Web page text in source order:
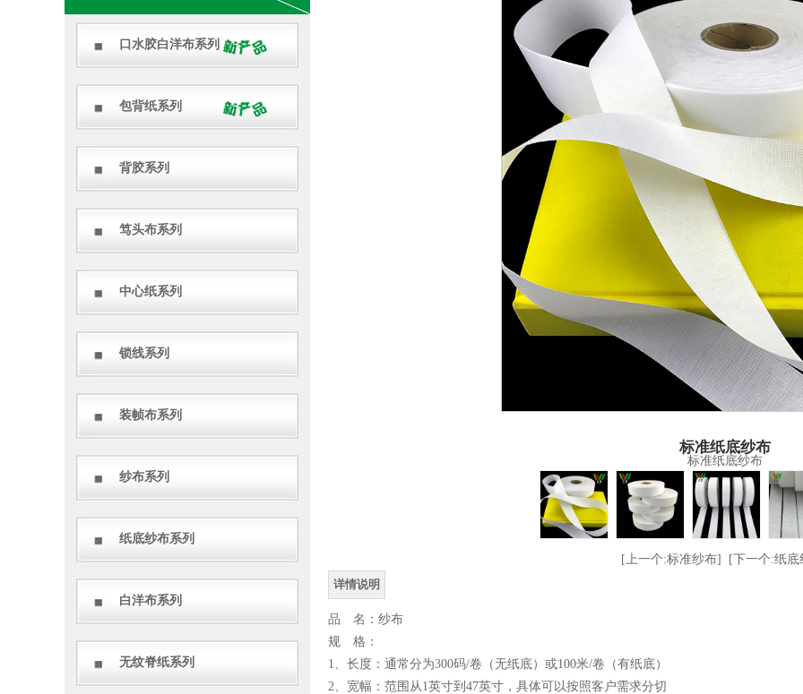
口水胶白洋布系列
包背纸系列
背胶系列
笃头布系列
中心纸系列
锁线系列
装帧布系列
纱布系列
纸底纱布系列
白洋布系列
无纹脊纸系列
标准纸底纱布
标准纸底纱布
[上一个:标准纱布]
[下一个:纸底
详情说明
品 名：纱布
规 格：
1、长度：通常分为300码/卷（无纸底）或100米/卷（有纸底）
2、宽幅：范围从1英寸到47英寸，具体可以按照客户需求分切